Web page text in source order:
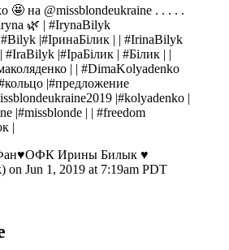
🤩 на @missblondeukraine . . . . .
🌿 | #IrynaBilyk
|#ІринаБілик | | #IrinaBilyk
|#ІраБілик | #Білик | |
| | #DimaKolyadenko
|#предложение
|#kolyadenko |
|#missblonde | | #freedom
|
Фан♥️ОФК Ирины Билык ♥️
on Jun 1, 2019 at 7:19am PDT